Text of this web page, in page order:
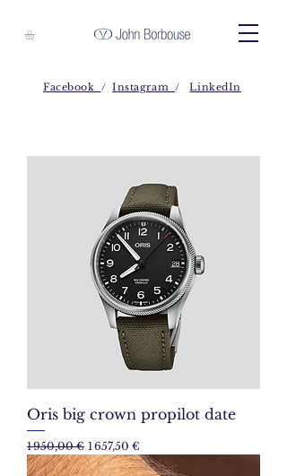
Facebook /Instagram/LinkedIn
Oris big crown propilot date
Prix original
1 950,00 € Prix promotionnel
1 657,50 €